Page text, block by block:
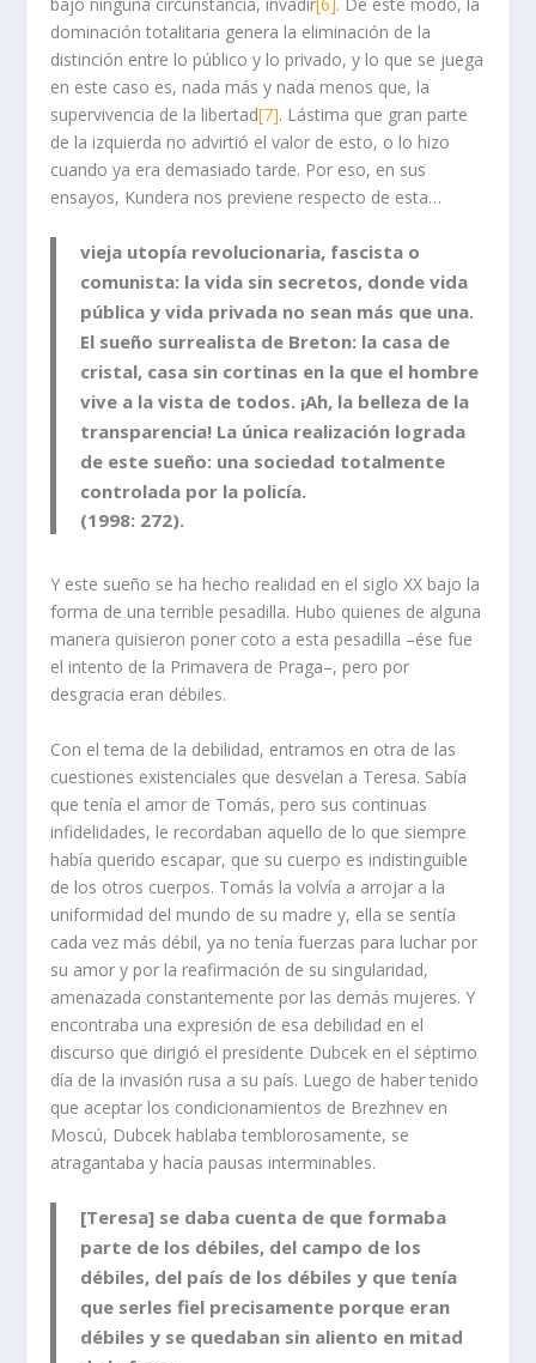
dominación totalitaria genera la eliminación de la
distinción entre lo público y lo privado, y lo que se juega
en este caso es, nada más y nada menos que, la
supervivencia de la libertad[7]. Lástima que gran parte
de la izquierda no advirtió el valor de esto, o lo hizo
cuando ya era demasiado tarde. Por eso, en sus
ensayos, Kundera nos previene respecto de esta…
vieja utopía revolucionaria, fascista o
comunista: la vida sin secretos, donde vida
pública y vida privada no sean más que una.
El sueño surrealista de Breton: la casa de
cristal, casa sin cortinas en la que el hombre
vive a la vista de todos. ¡Ah, la belleza de la
transparencia! La única realización lograda
de este sueño: una sociedad totalmente
controlada por la policía.
(1998: 272).
Y este sueño se ha hecho realidad en el siglo XX bajo la
forma de una terrible pesadilla. Hubo quienes de alguna
manera quisieron poner coto a esta pesadilla –ése fue
el intento de la Primavera de Praga–, pero por
desgracia eran débiles.
Con el tema de la debilidad, entramos en otra de las
cuestiones existenciales que desvelan a Teresa. Sabía
que tenía el amor de Tomás, pero sus continuas
infidelidades, le recordaban aquello de lo que siempre
había querido escapar, que su cuerpo es indistinguible
de los otros cuerpos. Tomás la volvía a arrojar a la
uniformidad del mundo de su madre y, ella se sentía
cada vez más débil, ya no tenía fuerzas para luchar por
su amor y por la reafirmación de su singularidad,
amenazada constantemente por las demás mujeres. Y
encontraba una expresión de esa debilidad en el
discurso que dirigió el presidente Dubcek en el séptimo
día de la invasión rusa a su país. Luego de haber tenido
que aceptar los condicionamientos de Brezhnev en
Moscú, Dubcek hablaba temblorosamente, se
atragantaba y hacía pausas interminables.
[Teresa] se daba cuenta de que formaba
parte de los débiles, del campo de los
débiles, del país de los débiles y que tenía
que serles fiel precisamente porque eran
débiles y se quedaban sin aliento en mitad